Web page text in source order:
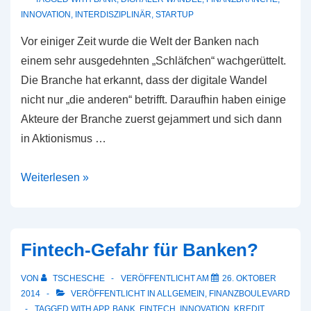
INNOVATION, INTERDISZIPLINÄR, STARTUP
Vor einiger Zeit wurde die Welt der Banken nach
einem sehr ausgedehnten „Schläfchen“ wachgerüttelt.
Die Branche hat erkannt, dass der digitale Wandel
nicht nur „die anderen“ betrifft. Daraufhin haben einige
Akteure der Branche zuerst gejammert und sich dann
in Aktionismus …
Über
digitalen
Wandels
in
Weiterlesen »
Fintech-Gefahr für Banken?
VON TSCHESCHE VERÖFFENTLICHT AM
26. OKTOBER
2014
VERÖFFENTLICHT IN ALLGEMEIN, FINANZBOULEVARD
TAGGED WITH APP, BANK FINTECH INNOVATION KREDIT,